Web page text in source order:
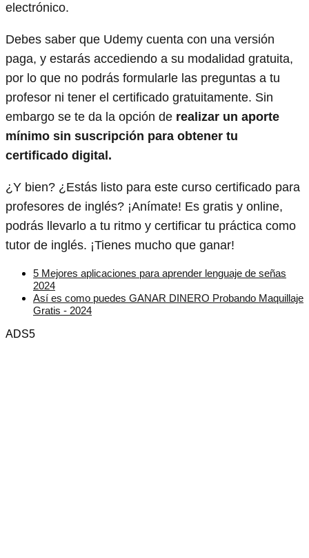
electrónico.
Debes saber que Udemy cuenta con una versión
paga, y estarás accediendo a su modalidad gratuita,
por lo que no podrás formularle las preguntas a tu
profesor ni tener el certificado gratuitamente. Sin
embargo se te da la opción de realizar un aporte
mínimo sin suscripción para obtener tu
certificado digital.
¿Y bien? ¿Estás listo para este curso certificado para
profesores de inglés? ¡Anímate! Es gratis y online,
podrás llevarlo a tu ritmo y certificar tu práctica como
tutor de inglés. ¡Tienes mucho que ganar!
5 Mejores aplicaciones para aprender lenguaje de señas
2024
Así es como puedes GANAR DINERO Probando Maquillaje
Gratis - 2024
ADS5